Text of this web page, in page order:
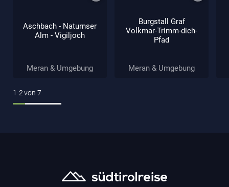
Aschbach - Naturnser
Alm - Vigiljoch
Meran & Umgebung
Burgstall Graf
Volkmar-Trimm-dich-
Pfad
Meran & Umgebung
1-2von 7